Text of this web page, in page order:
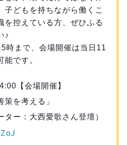
子どもを持ちながら働くこ
を控えている方、ぜひふる
♪
時まで、会場開催は当日11
能です。
【会場開催】
策を考える」
ター：大西愛歌さん登壇）